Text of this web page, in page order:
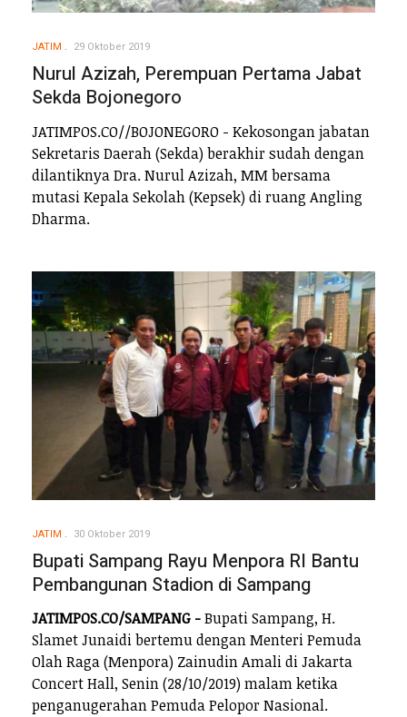
JATIM 29 Oktober 2019
Nurul Azizah, Perempuan Pertama Jabat
Sekda Bojonegoro
JATIMPOS.CO//BOJONEGORO - Kekosongan jabatan
Sekretaris Daerah (Sekda) berakhir sudah dengan
dilantiknya Dra. Nurul Azizah, MM bersama
mutasi Kepala Sekolah (Kepsek) di ruang Angling
Dharma.
JATIM 30 Oktober 2019
Bupati Sampang Rayu Menpora RI Bantu
Pembangunan Stadion di Sampang
JATIMPOS.CO/SAMPANG -Bupati Sampang, H.
Slamet Junaidi bertemu dengan Menteri Pemuda
Olah Raga (Menpora) Zainudin Amali di Jakarta
Concert Hall, Senin (28/10/2019) malam ketika
penganugerahan Pemuda Pelopor Nasional.